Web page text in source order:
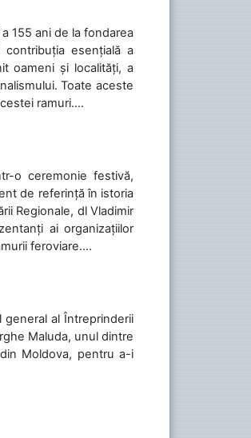
155 ani de la fondarea
esențială a
oameni și localități, a
Toate aceste
ramuri....
o ceremonie festivă,
de referință în istoria
Regionale, dl Vladimir
ai organizațiilor
feroviare....
general al Întreprinderii
Maluda, unul dintre
Moldova, pentru a-i